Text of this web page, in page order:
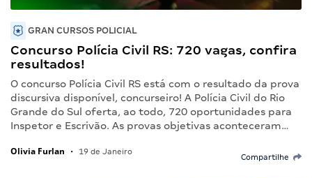
GRAN CURSOS POLICIAL
Concurso Polícia Civil RS: 720 vagas, confira
resultados!
O concurso Polícia Civil RS está com o resultado da prova
discursiva disponível, concurseiro! A Polícia Civil do Rio
Grande do Sul oferta, ao todo, 720 oportunidades para
Inspetor e Escrivão. As provas objetivas aconteceram…
Olivia Furlan • 19 de Janeiro
Compartilhe